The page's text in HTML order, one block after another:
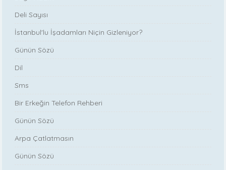
Deli Sayısı
İstanbul'lu İşadamları Niçin Gizleniyor?
Günün Sözü
Dil
Sms
Bir Erkeğin Telefon Rehberi
Günün Sözü
Arpa Çatlatmasın
Günün Sözü